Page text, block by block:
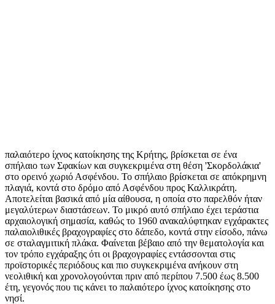
παλαιότερο ίχνος κατοίκησης της Κρήτης, βρίσκεται σε ένα
σπήλαιο των Σφακίων και συγκεκριμένα στη θέση 'Σκορδολάκια'
στο ορεινό χωριό Ασφένδου. Το σπήλαιο βρίσκεται σε απόκρημνη
πλαγιά, κοντά στο δρόμο από Ασφένδου προς Καλλικράτη.
Αποτελείται βασικά από μία αίθουσα, η οποία στο παρελθόν ήταν
μεγαλύτερων διαστάσεων. Το μικρό αυτό σπήλαιο έχει τεράστια
αρχαιολογική σημασία, καθώς το 1960 ανακαλύφτηκαν εγχάρακτες
παλαιολιθικές βραχογραφίες στο δάπεδο, κοντά στην είσοδο, πάνω
σε σταλαγμιτική πλάκα. Φαίνεται βέβαιο από την θεματολογία και
τον τρόπο εγχάραξης ότι οι βραχογραφίες εντάσσονται στις
προϊστορικές περιόδους και πιο συγκεκριμένα ανήκουν στη
νεολιθική και χρονολογούνται πριν από περίπου 7.500 έως 8.500
έτη, γεγονός που τις κάνει το παλαιότερο ίχνος κατοίκησης στο
νησί.